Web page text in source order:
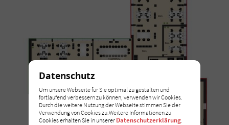
Datenschutz
Um unsere Webseite für Sie optimal zu gestalten und
fortlaufend verbessern zu können, verwenden wir Cookies.
Durch die weitere Nutzung der Webseite stimmen Sie der
Verwendung von Cookies zu.Weitere Informationen zu
Cookies erhalten Sie in unserer Datenschutzerklärung